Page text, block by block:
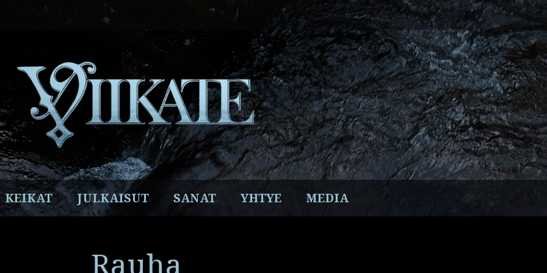
Facebook
InstagramYouTube
Spotify
KEIKAT JULKAISUT SANAT YHTYE MEDIA
Rauha